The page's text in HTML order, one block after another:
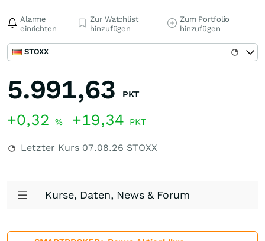
Alarme
einrichten
Zur Watchlist
hinzufügen
Zum Portfolio
hinzufügen
STOXX
5.991,63 PKT
+0,32 % +19,34 PKT
Letzter Kurs 07.08.26 STOXX
Kurse, Daten, News & Forum